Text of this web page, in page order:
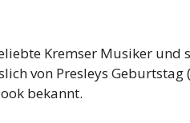
Kremser Musiker und
von Presleys
bekannt.